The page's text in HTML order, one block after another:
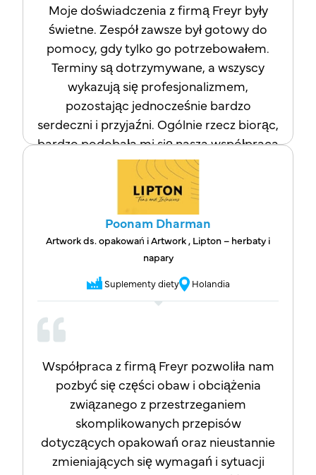
Moje doświadczenia z firmą Freyr były
świetne. Zespół zawsze był gotowy do
pomocy, gdy tylko go potrzebowałem.
Terminy są dotrzymywane, a wszyscy
wykazują się profesjonalizmem,
pozostając jednocześnie bardzo
serdeczni i przyjaźni. Ogólnie rzecz biorąc,
bardzo podobała mi się nasza współpraca
i doceniam jakość gotowego projektu.
Poonam Dharman
Artwork ds. opakowań i Artwork , Lipton – herbaty i
napary
Suplementy diety Holandia
Współpraca z firmą Freyr pozwoliła nam
pozbyć się części obaw i obciążenia
związanego z przestrzeganiem
skomplikowanych przepisów
dotyczących opakowań oraz nieustannie
zmieniających się wymagań i sytuacji